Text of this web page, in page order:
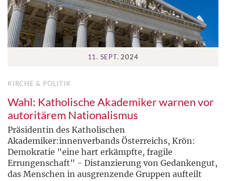
11. SEPT. 2024
KIRCHE & POLITIK
Wahl: Katholische Akademiker warnen vor
autoritärem Nationalismus
Präsidentin des Katholischen
Akademiker:innenverbands Österreichs, Krön:
Demokratie "eine hart erkämpfte, fragile
Errungenschaft" - Distanzierung von Gedankengut,
das Menschen in ausgrenzende Gruppen aufteilt